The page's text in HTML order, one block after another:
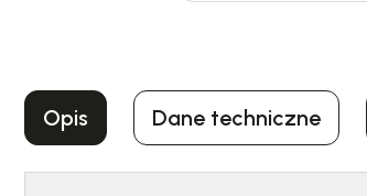
Opis Dane techniczne